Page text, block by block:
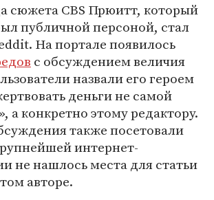
сюжета CBS Прюитт, который
публичной персоной, стал
На портале появилось
с обсуждением величия
назвали его героем
деньги не самой
а конкретно этому редактору.
также посетовали
интернет-
не нашлось места для статьи
авторе.